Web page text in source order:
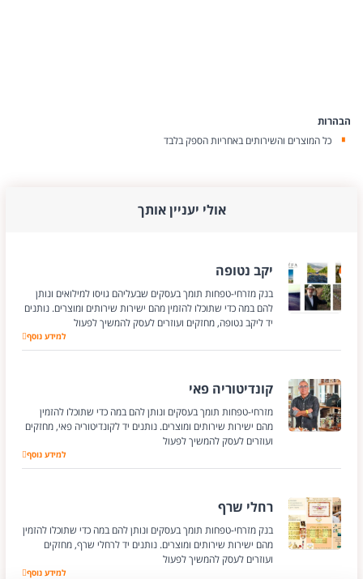
הבהרות
כל המוצרים והשירותים באחריות הספק בלבד
אולי יעניין אותך
יקב נטופה
בנק מזרחי-טפחות תומך בעסקים שבעליהם גויסו למילואים ונותן
להם במה כדי שתוכלו להזמין מהם ישירות שירותים ומוצרים. נותנים
יד ליקב נטופה, מחזקים ועוזרים לעסק להמשיך לפעול
יקב נטופה
למידע נוסף
קונדיטוריה פאי
מזרחי-טפחות תומך בעסקים ונותן להם במה כדי שתוכלו להזמין
מהם ישירות שירותים ומוצרים. נותנים יד לקונדיטוריה פאי, מחזקים
ועוזרים לעסק להמשיך לפעול
קונדיטוריה פאי
למידע נוסף
רחלי שרף
בנק מזרחי-טפחות תומך בעסקים ונותן להם במה כדי שתוכלו להזמין
מהם ישירות שירותים ומוצרים. נותנים יד לרחלי שרף, מחזקים
ועוזרים לעסק להמשיך לפעול
רחלי שרף
למידע נוסף